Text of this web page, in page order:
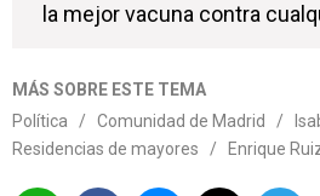
la mejor vacuna contra
MÁS SOBRE ESTE TEMA
Política
/ Comunidad de Madrid /
Residencias de mayores
/ Enrique